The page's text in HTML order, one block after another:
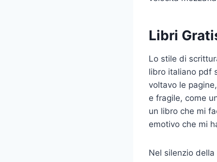
Libri
Lo stile di
libro italiano pdf
voltavo le
e fragile, come
un libro che mi
emotivo che mi
Nel silenzio